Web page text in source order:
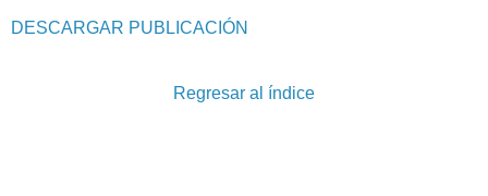
DESCARGAR PUBLICACIÓN
Regresar al índice